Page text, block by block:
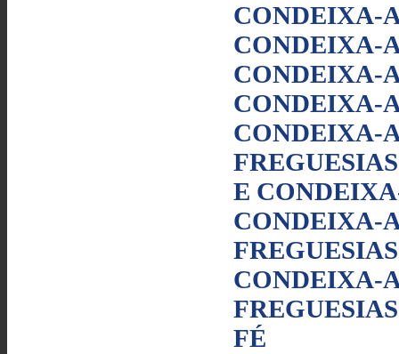
CONDEIXA-
CONDEIXA-
CONDEIXA-
CONDEIXA-
CONDEIXA-
E
CONDEIXA-
CONDEIXA-
FÉ